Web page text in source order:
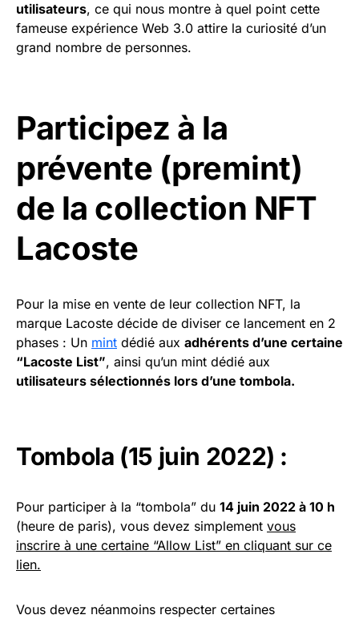
utilisateurs, ce qui nous montre à quel point cette
fameuse expérience Web 3.0 attire la curiosité d’un
grand nombre de personnes.
Participez à la
prévente (premint)
de la collection NFT
Lacoste
Pour la mise en vente de leur collection NFT, la
marque Lacoste décide de diviser ce lancement en 2
phases : Un mint dédié aux adhérents d’une certaine
“Lacoste List”, ainsi qu’un mint dédié aux
utilisateurs sélectionnés lors d’une tombola.
Tombola (15 juin 2022) :
Pour participer à la “tombola” du 14 juin 2022 à 10 h
(heure de paris), vous devez simplement vous
inscrire à une certaine “Allow List” en cliquant sur ce
lien.
Vous devez néanmoins respecter certaines